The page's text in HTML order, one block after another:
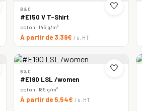
🤍
B&C
#E150 V T-Shirt
coton · 145 g/m²
À partir de 3,39€ / u. HT
🤍
B&C
#E190 LSL /women
coton · 185 g/m²
À partir de 5,54€ / u. HT